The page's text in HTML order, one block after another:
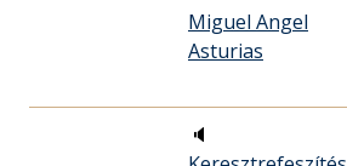
Miguel Angel
Asturias
🔈